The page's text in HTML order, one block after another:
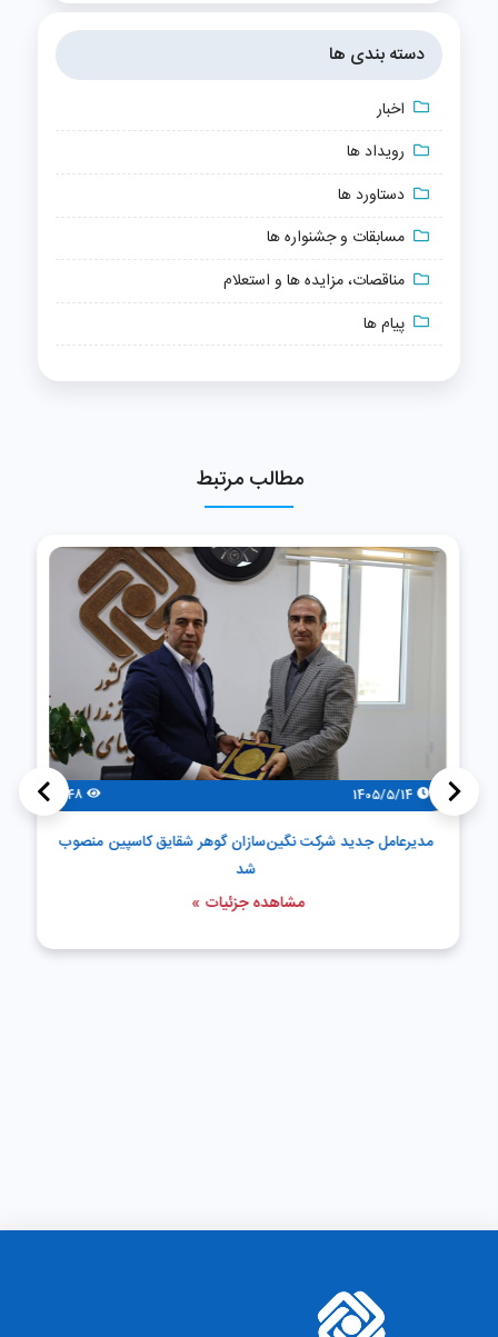
دسته بندی ها
اخبار
رویداد ها
دستاورد ها
مسابقات و جشنواره ها
مناقصات، مزایده ها و استعلام
پیام ها
مطالب مرتبط
1405/5/14
48
مدیرعامل جدید شرکت نگین‌سازان گوهر شقایق کاسپین منصوب
شد
مشاهده جزئیات »
<
>